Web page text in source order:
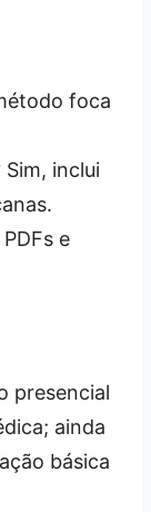
foca
inclui
e
presencial
ainda
básica